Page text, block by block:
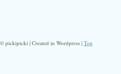
pickipicki | Created in Wordpress | Top